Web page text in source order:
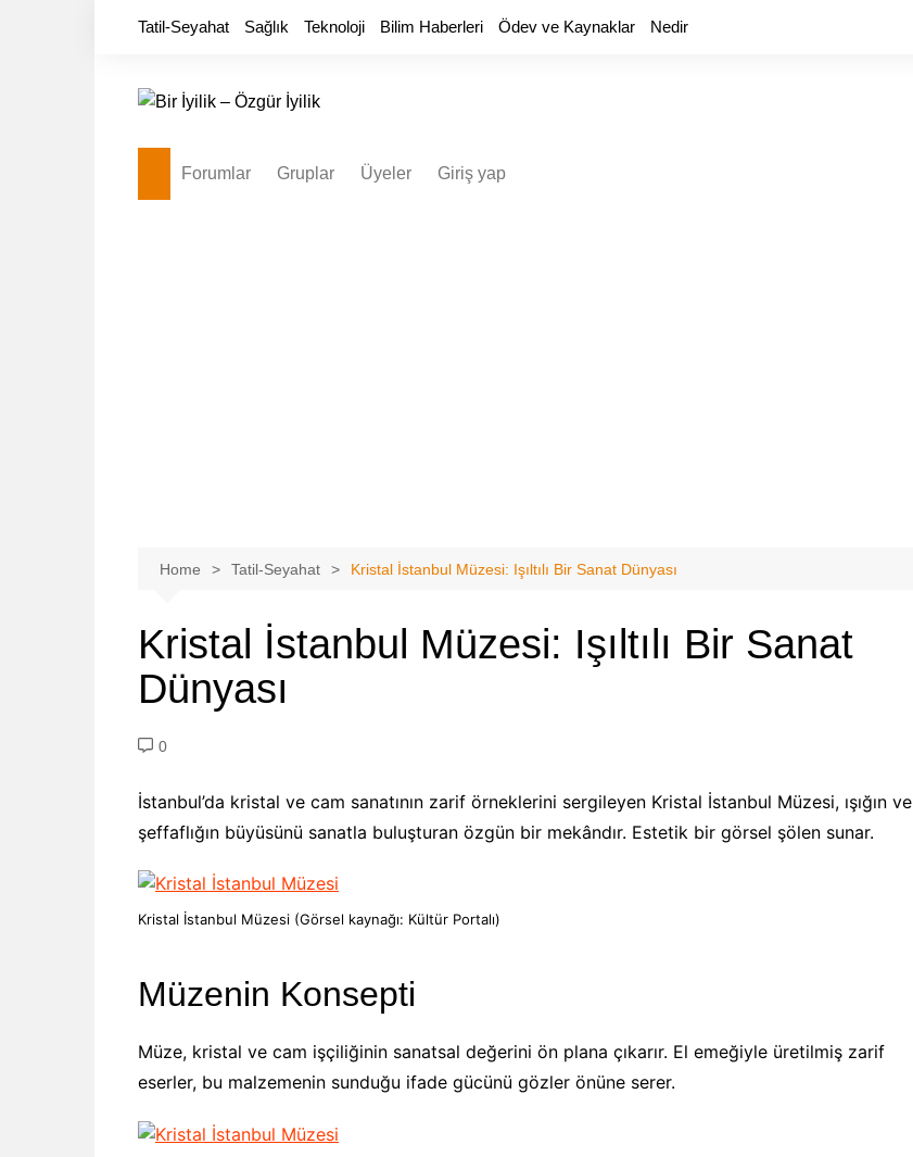
Tatil-Seyahat Sağlık Teknoloji Bilim Haberleri Ödev ve Kaynaklar Nedir
Forumlar Gruplar Üyeler Giriş yap
Home Tatil-Seyahat Kristal İstanbul Müzesi: Işıltılı Bir Sanat Dünyası
Kristal İstanbul Müzesi: Işıltılı Bir Sanat
Dünyası
0
İstanbul’da kristal ve cam sanatının zarif örneklerini sergileyen Kristal İstanbul Müzesi, ışığın ve
şeffaflığın büyüsünü sanatla buluşturan özgün bir mekândır. Estetik bir görsel şölen sunar.
Kristal İstanbul Müzesi (Görsel kaynağı: Kültür Portalı)
Müzenin Konsepti
Müze, kristal ve cam işçiliğinin sanatsal değerini ön plana çıkarır. El emeğiyle üretilmiş zarif
eserler, bu malzemenin sunduğu ifade gücünü gözler önüne serer.